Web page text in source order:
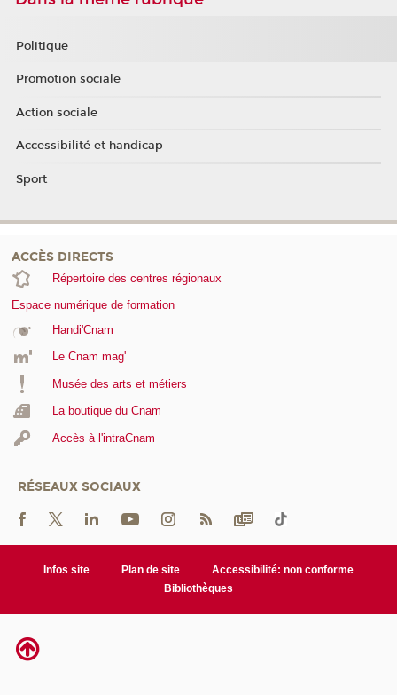
Politique
Promotion sociale
Action sociale
Accessibilité et handicap
Sport
ACCÈS DIRECTS
Répertoire des centres régionaux
Espace numérique de formation
Handi'Cnam
Le Cnam mag'
Musée des arts et métiers
La boutique du Cnam
Accès à l'intraCnam
RÉSEAUX SOCIAUX
Infos site Plan de site
Accessibilité: non conforme
Bibliothèques